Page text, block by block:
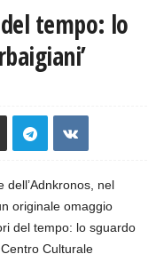
tempo: lo
dell’Adnkronos, nel
originale omaggio
del tempo: lo sguardo
Culturale